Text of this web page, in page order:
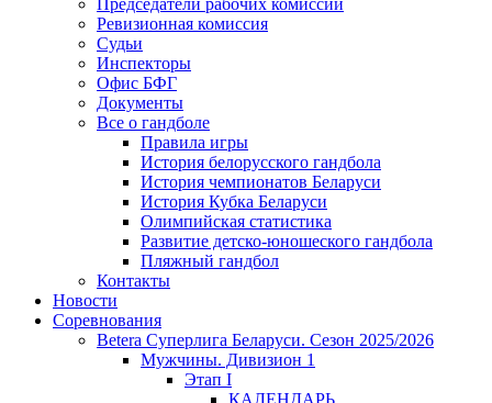
Председатели рабочих комиссий
Ревизионная комиссия
Судьи
Инспекторы
Офис БФГ
Документы
Все о гандболе
Правила игры
История белорусского гандбола
История чемпионатов Беларуси
История Кубка Беларуси
Олимпийская статистика
Развитие детско-юношеского гандбола
Пляжный гандбол
Контакты
Новости
Соревнования
Betera Суперлига Беларуси. Сезон 2025/2026
Мужчины. Дивизион 1
Этап I
КАЛЕНДАРЬ